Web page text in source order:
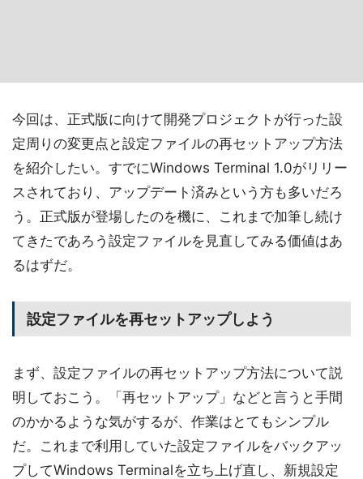
今回は、正式版に向けて開発プロジェクトが行った設
定周りの変更点と設定ファイルの再セットアップ方法
を紹介したい。すでにWindows Terminal 1.0がリリー
スされており、アップデート済みという方も多いだろ
う。正式版が登場したのを機に、これまで加筆し続け
てきたであろう設定ファイルを見直してみる価値はあ
るはずだ。
設定ファイルを再セットアップしよう
まず、設定ファイルの再セットアップ方法について説
明しておこう。「再セットアップ」などと言うと手間
のかかるような気がするが、作業はとてもシンプル
だ。これまで利用していた設定ファイルをバックアッ
プしてWindows Terminalを立ち上げ直し、新規設定